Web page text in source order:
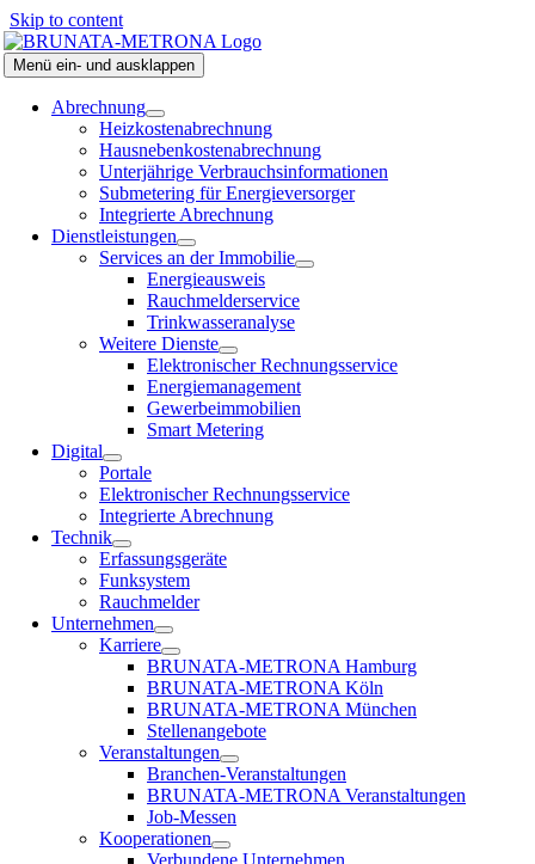
Skip to content
Menü ein- und ausklappen
Abrechnung
Heizkostenabrechnung
Hausnebenkostenabrechnung
Unterjährige Verbrauchsinformationen
Submetering für Energieversorger
Integrierte Abrechnung
Dienstleistungen
Services an der Immobilie
Energieausweis
Rauchmelderservice
Trinkwasseranalyse
Weitere Dienste
Elektronischer Rechnungsservice
Energiemanagement
Gewerbeimmobilien
Smart Metering
Digital
Portale
Elektronischer Rechnungsservice
Integrierte Abrechnung
Technik
Erfassungsgeräte
Funksystem
Rauchmelder
Unternehmen
Karriere
BRUNATA-METRONA Hamburg
BRUNATA-METRONA Köln
BRUNATA-METRONA München
Stellenangebote
Veranstaltungen
Branchen-Veranstaltungen
BRUNATA-METRONA Veranstaltungen
Job-Messen
Kooperationen
Verbundene Unternehmen